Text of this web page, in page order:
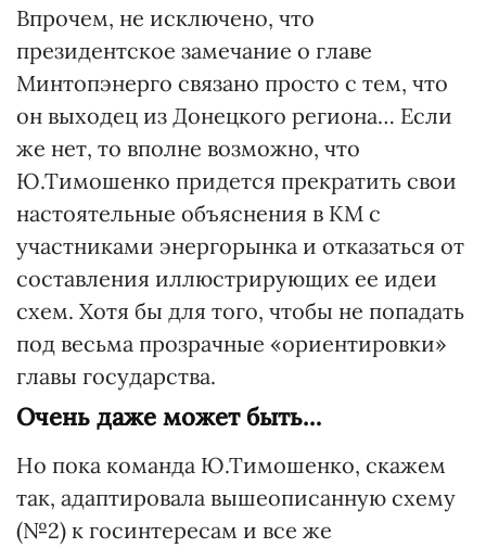
Впрочем, не исключено, что
президентское замечание о главе
Минтопэнерго связано просто с тем, что
он выходец из Донецкого региона… Если
же нет, то вполне возможно, что
Ю.Тимошенко придется прекратить свои
настоятельные объяснения в КМ с
участниками энергорынка и отказаться от
составления иллюстрирующих ее идеи
схем. Хотя бы для того, чтобы не попадать
под весьма прозрачные «ориентировки»
главы государства.
Очень даже может быть…
Но пока команда Ю.Тимошенко, скажем
так, адаптировала вышеописанную схему
(№2) к госинтересам и все же